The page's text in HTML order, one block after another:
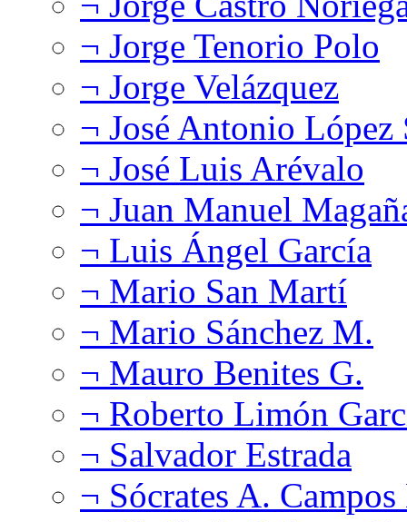
¬ Jorge Tenorio Polo
¬ Jorge Velázquez
¬ José Antonio López
¬ José Luis Arévalo
¬ Juan Manuel
¬ Luis Ángel García
¬ Mario San Martí
¬ Mario Sánchez M.
¬ Mauro Benites G.
¬ Roberto Limón
¬ Salvador Estrada
¬ Sócrates A.